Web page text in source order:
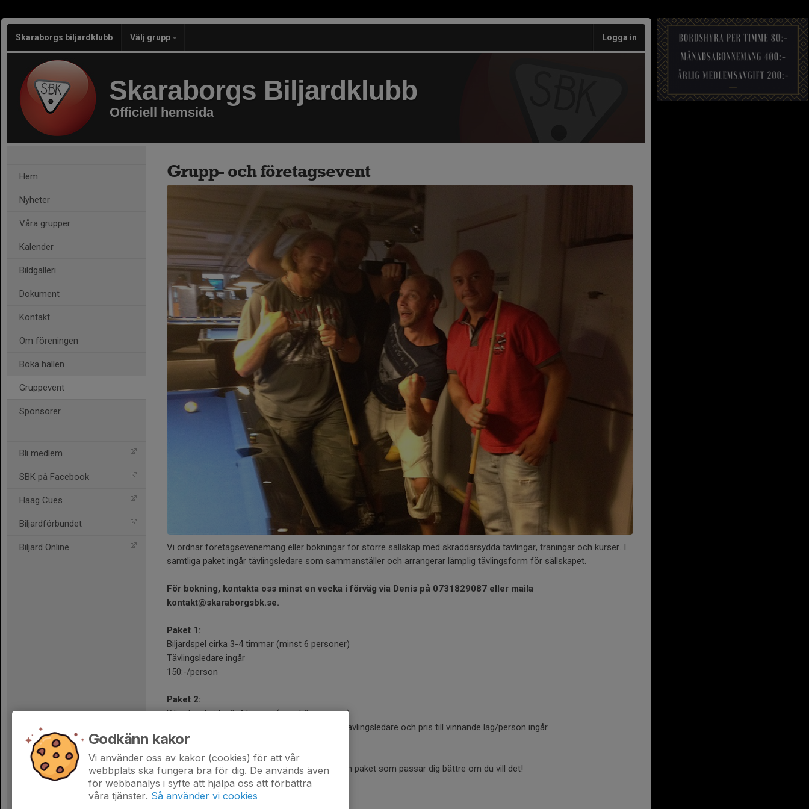
Skaraborgs biljardklubb Välj grupp Logga in
Skaraborgs Biljardklubb
Officiell hemsida
Hem
Nyheter
Våra grupper
Kalender
Bildgalleri
Dokument
Kontakt
Om föreningen
Boka hallen
Gruppevent
Sponsorer
Bli medlem
SBK på Facebook
Haag Cues
Biljardförbundet
Biljard Online
Grupp- och företagsevent
Vi ordnar företagsevenemang eller bokningar för större sällskap med skräddarsydda tävlingar, träningar och kurser. I
samtliga paket ingår tävlingsledare som sammanställer och arrangerar lämplig tävlingsform för sällskapet.
För bokning, kontakta oss minst en vecka i förväg via Denis på 0731829087 eller maila
kontakt@skaraborgsbk.se.
Paket 1:
Biljardspel cirka 3-4 timmar (minst 6 personer)
Tävlingsledare ingår
150:-/person
Paket 2:
Biljardspel cirka 3-4 timmar (minst 8 personer)
Enklare tilltugg (ölkorv, snacks och liknande), tävlingsledare och pris till vinnande lag/person ingår
200:-/person
Vi kan givetvis skräddarsy ett eget upplägg och paket som passar dig bättre om du vill det!
Godkänn kakor
Vi använder oss av kakor (cookies) för att vår
webbplats ska fungera bra för dig. De används även
för webbanalys i syfte att hjälpa oss att förbättra
våra tjänster. Så använder vi cookies